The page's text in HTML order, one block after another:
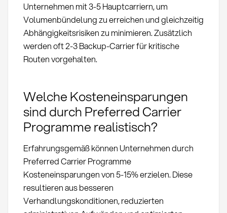
Unternehmen mit 3-5 Hauptcarriern, um
Volumenbündelung zu erreichen und gleichzeitig
Abhängigkeitsrisiken zu minimieren. Zusätzlich
werden oft 2-3 Backup-Carrier für kritische
Routen vorgehalten.
Welche Kosteneinsparungen
sind durch Preferred Carrier
Programme realistisch?
Erfahrungsgemäß können Unternehmen durch
Preferred Carrier Programme
Kosteneinsparungen von 5-15% erzielen. Diese
resultieren aus besseren
Verhandlungskonditionen, reduzierten